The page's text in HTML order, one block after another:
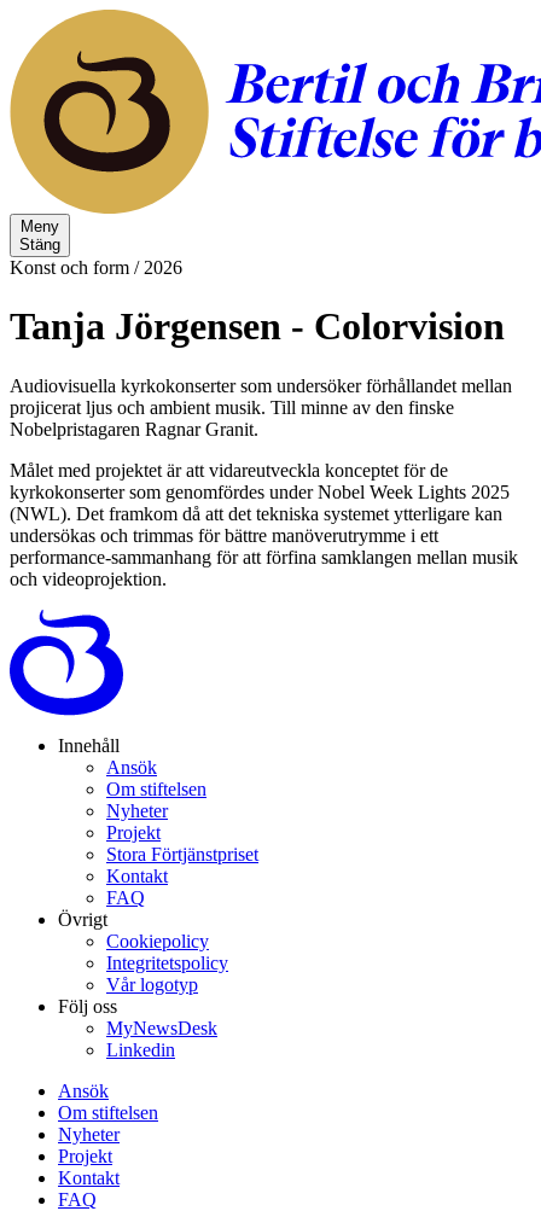
Meny
Stäng
Konst och form / 2026
Tanja Jörgensen - Colorvision
Audiovisuella kyrkokonserter som undersöker förhållandet mellan
projicerat ljus och ambient musik. Till minne av den finske
Nobelpristagaren Ragnar Granit.
Målet med projektet är att vidareutveckla konceptet för de
kyrkokonserter som genomfördes under Nobel Week Lights 2025
(NWL). Det framkom då att det tekniska systemet ytterligare kan
undersökas och trimmas för bättre manöverutrymme i ett
performance-sammanhang för att förfina samklangen mellan musik
och videoprojektion.
Innehåll
Ansök
Om stiftelsen
Nyheter
Projekt
Stora Förtjänstpriset
Kontakt
FAQ
Övrigt
Cookiepolicy
Integritetspolicy
Vår logotyp
Följ oss
MyNewsDesk
Linkedin
Ansök
Om stiftelsen
Nyheter
Projekt
Kontakt
FAQ